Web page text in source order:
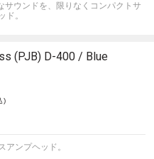
サウンドを、限りなくコンパクトサ
ド。
(PJB) D-400 / Blue
)
アンプヘッド。